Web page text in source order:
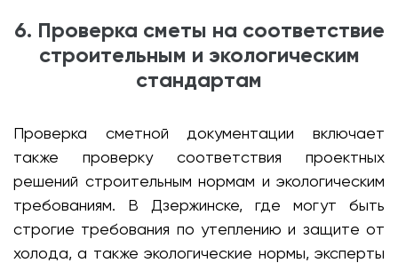
6. Проверка сметы на соответствие
строительным и экологическим
стандартам
Проверка сметной документации включает
также проверку соответствия проектных
решений строительным нормам и экологическим
требованиям. В Дзержинске, где могут быть
строгие требования по утеплению и защите от
холода, а также экологические нормы, эксперты